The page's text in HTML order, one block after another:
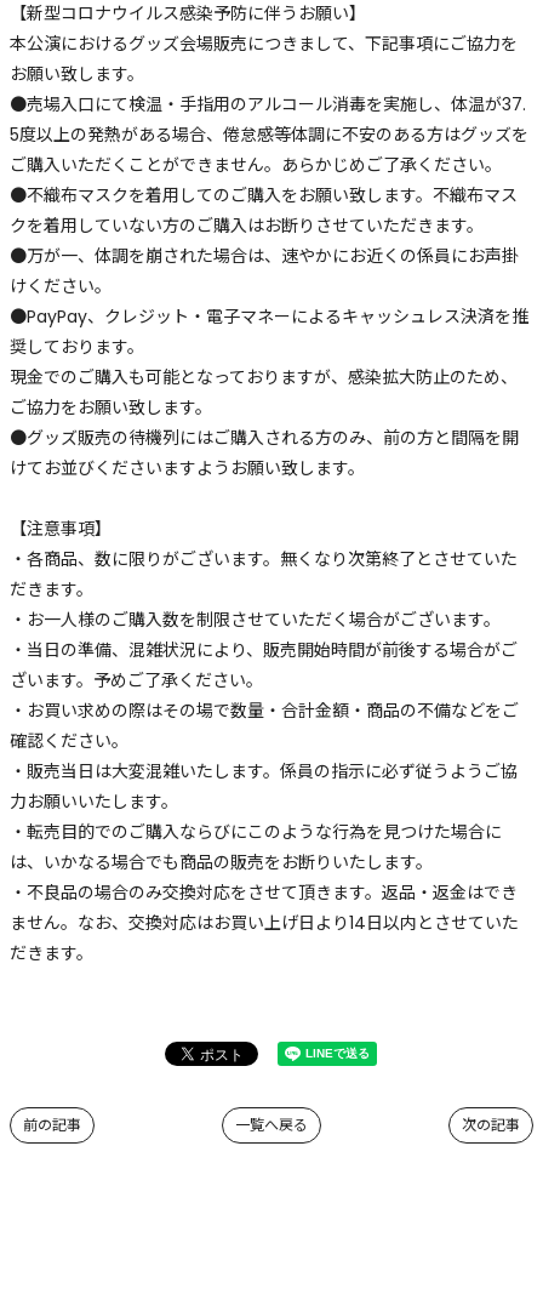
【新型コロナウイルス感染予防に伴うお願い】
本公演におけるグッズ会場販売につきまして、下記事項にご協力を
お願い致します。
●売場入口にて検温・手指用のアルコール消毒を実施し、体温が37.
5度以上の発熱がある場合、倦怠感等体調に不安のある方はグッズを
ご購入いただくことができません。あらかじめご了承ください。
●不織布マスクを着用してのご購入をお願い致します。不織布マス
クを着用していない方のご購入はお断りさせていただきます。
●万が一、体調を崩された場合は、速やかにお近くの係員にお声掛
けください。
●PayPay、クレジット・電子マネーによるキャッシュレス決済を推
奨しております。
現金でのご購入も可能となっておりますが、感染拡大防止のため、
ご協力をお願い致します。
●グッズ販売の待機列にはご購入される方のみ、前の方と間隔を開
けてお並びくださいますようお願い致します。
【注意事項】
・各商品、数に限りがございます。無くなり次第終了とさせていた
だきます。
・お一人様のご購入数を制限させていただく場合がございます。
・当日の準備、混雑状況により、販売開始時間が前後する場合がご
ざいます。予めご了承ください。
・お買い求めの際はその場で数量・合計金額・商品の不備などをご
確認ください。
・販売当日は大変混雑いたします。係員の指示に必ず従うようご協
力お願いいたします。
・転売目的でのご購入ならびにこのような行為を見つけた場合に
は、いかなる場合でも商品の販売をお断りいたします。
・不良品の場合のみ交換対応をさせて頂きます。返品・返金はでき
ません。なお、交換対応はお買い上げ日より14日以内とさせていた
だきます。
次の記事
一覧へ戻る
前の記事